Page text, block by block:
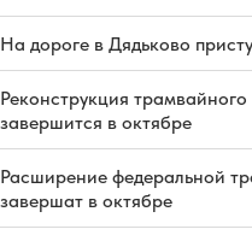
На дороге в Дядьково
Реконструкция
завершится в октябре
Расширение федеральной
завершат в октябре